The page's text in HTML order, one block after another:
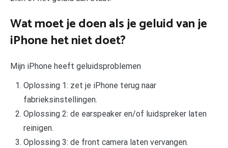
Wat moet je doen als je geluid van je
iPhone het niet doet?
Mijn iPhone heeft geluidsproblemen
Oplossing 1: zet je iPhone terug naar
fabrieksinstellingen.
Oplossing 2: de earspeaker en/of luidspreker laten
reinigen.
Oplossing 3: de front camera laten vervangen.